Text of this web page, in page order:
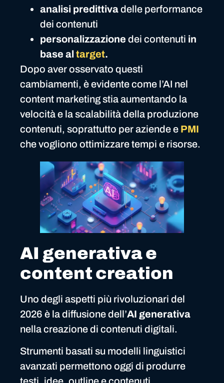
analisi predittivadelle performance
dei contenuti
personalizzazione dei contenuti in
base al target.
Dopo aver osservato questi
cambiamenti, è evidente come l’AI nel
content marketing stia aumentando la
velocità e la scalabilità della produzione
contenuti, soprattutto per aziende e PMI
che vogliono ottimizzare tempi e risorse.
AI generativa e
content creation
Uno degli aspetti più rivoluzionari del
2026 è la diffusione dell’AI generativa
nella creazione di contenuti digitali.
Strumenti basati su modelli linguistici
avanzati permettono oggi di produrre